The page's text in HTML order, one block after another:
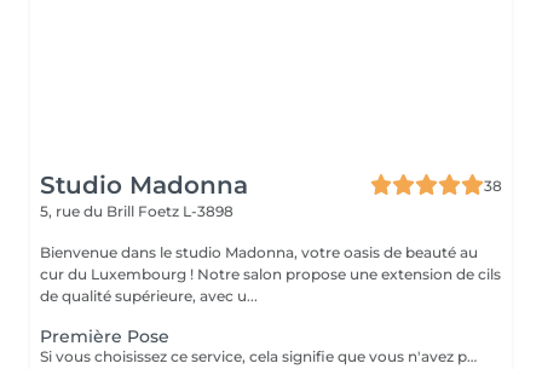
Studio Madonna
38
5, rue du Brill Foetz L-3898
Bienvenue dans le studio Madonna, votre oasis de beauté au
cur du Luxembourg ! Notre salon propose une extension de cils
de qualité supérieure, avec u...
Première Pose
Si vous choisissez ce service, cela signifie que vous n'avez pas d'extensions de cils et que vous n'avez pas fait de lash lift au cours du dernier mois. Veuillez venir sans mascara.